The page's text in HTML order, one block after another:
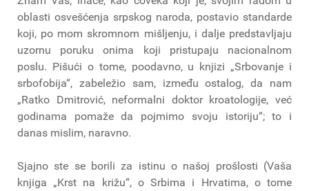
oblasti osvešćenja srpskog naroda, postavio standarde
koji, po mom skromnom mišljenju, i dalje predstavljaju
uzornu poruku onima koji pristupaju nacionalnom
poslu. Pišući o tome, poodavno, u knjizi „Srbovanje i
srbofobija“, zabeležio sam, između ostalog, da nam
„Ratko Dmitrović, neformalni doktor kroatologije, već
godinama pomaže da pojmimo svoju istoriju“; to i
danas mislim, naravno.
Sjajno ste se borili za istinu o našoj prošlosti (Vaša
knjiga „Krst na križu“, o Srbima i Hrvatima, o tome